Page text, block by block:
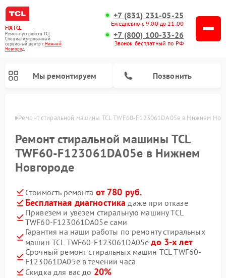
FIX-TCL
Ремонт устройств TCL
Специализированный
cервисный центр г.Нижний
Новгород
+7 (831) 231-05-25
Ежедневно с 9:00 до 21:00
+7 (800) 100-33-26
Звонок бесплатный по РФ
Мы ремонтируем Позвонить
Ремонт стиральной машины TCL TWF60-F123061DA05e в Нижнем
Ремонт стиральной машины TCL
TWF60-F123061DA05e в Нижнем
Новгороде
Стоимость ремонта от 780 руб.
Бесплатная диагностика даже при отказе
Привезем и увезем стиральную машину TCL
TWF60-F123061DA05e сами
Гарантия на наши работы по ремонту стиральных
машин TCL TWF60-F123061DA05eдо 3-х лет
Срочный ремонт стиральных машин TCL TWF60-
F123061DA05e в течении часа
Скидка для вас до 20%